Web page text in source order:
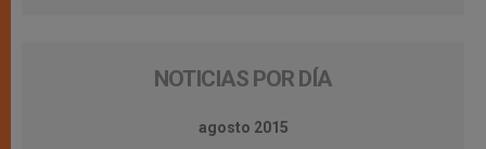
NOTICIAS POR DÍA
agosto 2015